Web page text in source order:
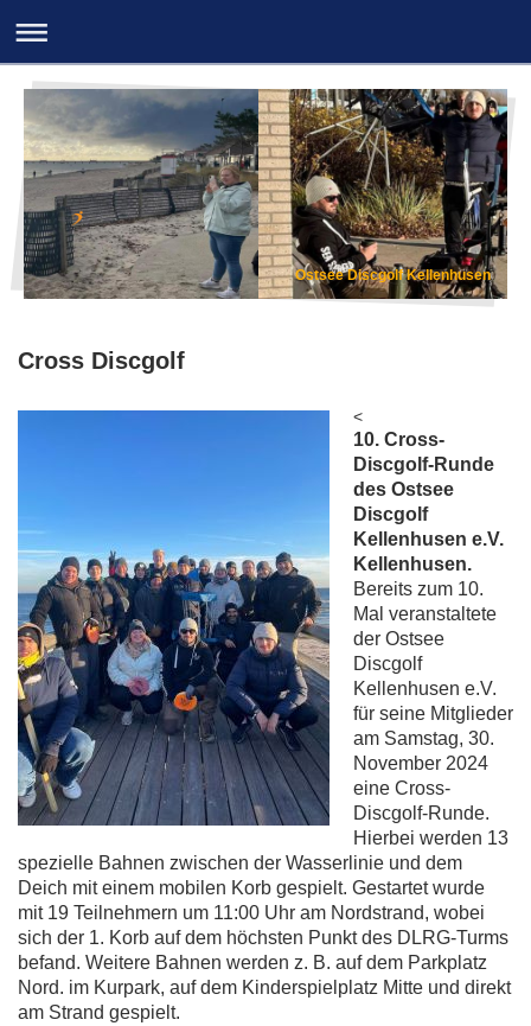
Ostsee Discgolf Kellenhusen
Cross Discgolf
<
10. Cross-
Discgolf-Runde
des Ostsee
Discgolf
Kellenhusen e.V.
Kellenhusen.
Bereits zum 10.
Mal veranstaltete
der Ostsee
Discgolf
Kellenhusen e.V.
für seine Mitglieder
am Samstag, 30.
November 2024
eine Cross-
Discgolf-Runde.
Hierbei werden 13
spezielle Bahnen zwischen der Wasserlinie und dem
Deich mit einem mobilen Korb gespielt. Gestartet wurde
mit 19 Teilnehmern um 11:00 Uhr am Nordstrand, wobei
sich der 1. Korb auf dem höchsten Punkt des DLRG-Turms
befand. Weitere Bahnen werden z. B. auf dem Parkplatz
Nord. im Kurpark, auf dem Kinderspielplatz Mitte und direkt
am Strand gespielt.